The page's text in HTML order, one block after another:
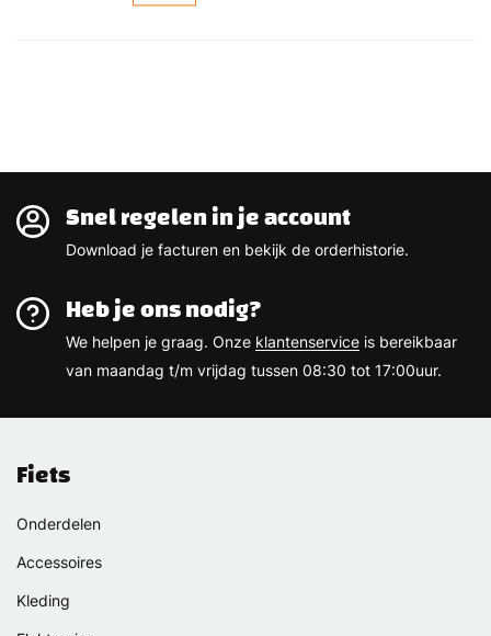
Snel regelen in je account
Download je facturen en bekijk de orderhistorie.
Heb je ons nodig?
We helpen je graag. Onze klantenservice is bereikbaar
van maandag t/m vrijdag tussen 08:30 tot 17:00uur.
Fiets
Onderdelen
Accessoires
Kleding